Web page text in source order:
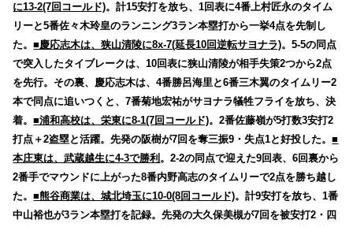
に13-2(7回コールド)。計15安打を放ち、1回表に4番上村匠永のタイム
リーと5番佐々木玲皇のランニング3ラン本塁打から一挙4点を先制し
た。■慶応志木は、狭山清陵に8x-7(延長10回逆転サヨナラ)。5-5の同点
で突入したタイブレークは、10回表に狭山清陵が相手失策2つから2点
を先行。その裏、慶応志木は、4番勝呂海里と6番三木翼のタイムリー2
本で同点に追いつくと、7番菊地宏祐がサヨナラ犠牲フライを放ち、決
着。■浦和高校は、栄東に8-1(7回コールド)。2番佐藤嶺が5打数3安打2
打点＋2盗塁と活躍。先発の阪樹が7回を奪三振9・失点1と好投した。■
本庄東は、武蔵越生に4-3で勝利 。2-2の同点で迎えた9回表、6回裏から
2番手でマウンドに上がった8番内野高志のタイムリーで2点を勝ち越し
た。■熊谷商業は、城北埼玉に10-0(8回コールド)。計9安打を放ち、1番
中山裕也が3ラン本塁打を記録。先発の大久保美槻が7回を被安打2・四